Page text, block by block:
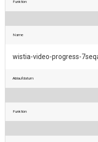
Funktion
Name
wistia-video-progress-
Ablaufdatum
Funktion